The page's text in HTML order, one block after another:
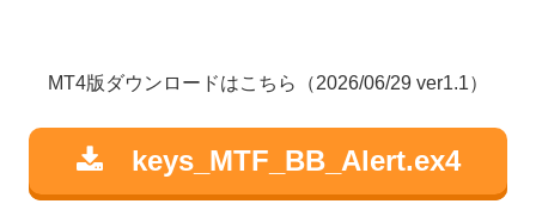
MT4版ダウンロードはこちら（2026/06/29 ver1.1）
keys_MTF_BB_Alert.ex4